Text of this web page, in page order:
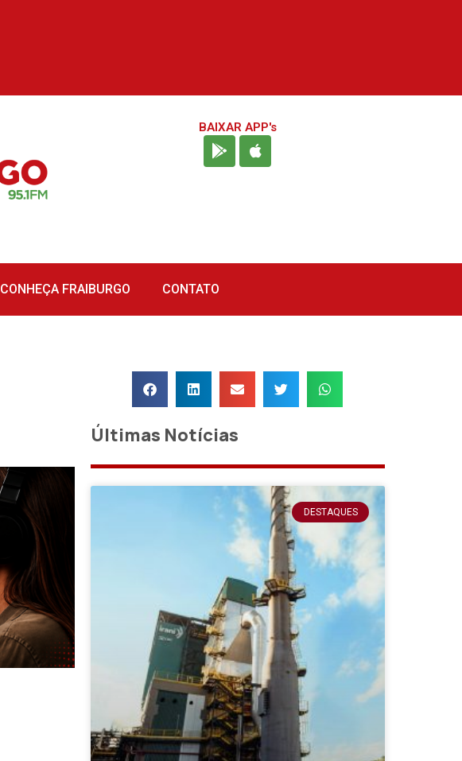
BAIXAR APP's
CONHEÇA FRAIBURGO CONTATO
Últimas Notícias
DESTAQUES